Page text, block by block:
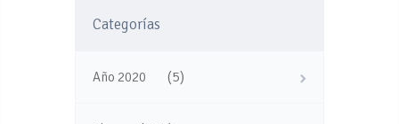
Categorías
Año 2020 (5)